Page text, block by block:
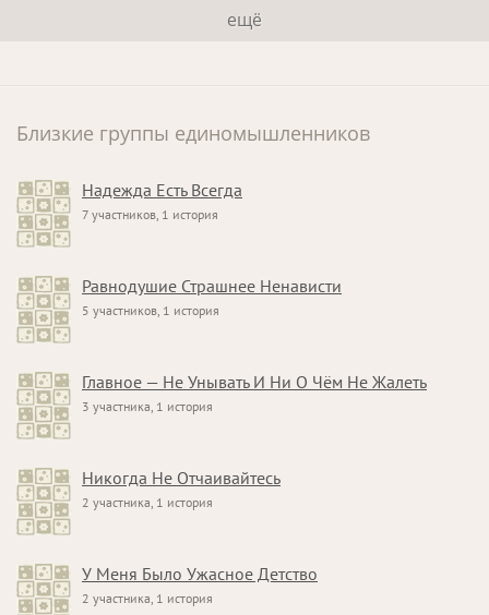
ещё
Близкие группы единомышленников
Надежда Есть Всегда
7 участников, 1 история
Равнодушие Страшнее Ненависти
5 участников, 1 история
Главное — Не Унывать И Ни О Чём Не Жалеть
3 участника, 1 история
Никогда Не Отчаивайтесь
2 участника, 1 история
У Меня Было Ужасное Детство
2 участника, 1 история